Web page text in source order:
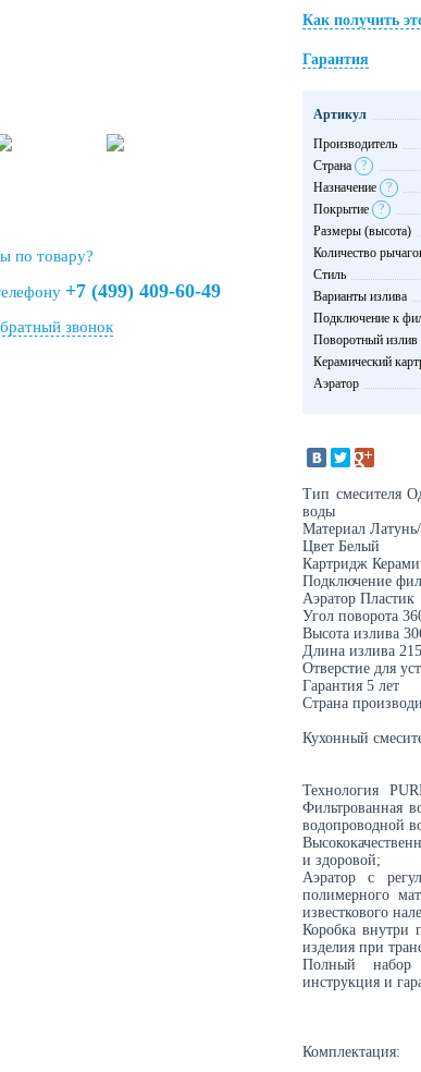
по товару?
+7 (499) 409-60-49
звонок
Как получить
Гарантия
Артикул
Производитель
Страна
?
Назначение
?
Покрытие
?
Размеры (высота)
Количество
Стиль
Варианты излива
Подключение к
Поворотный излив
Керамический
Аэратор
Тип смесителя
воды
Материал
Цвет Белый
Картридж
Подключение
Аэратор Пластик
Угол поворота
Высота излива
Длина излива
Отверстие для
Гарантия 5 лет
Страна
Кухонный
Технология
Фильтрованная
водопроводной
и здоровой;
Аэратор с
полимерного
известкового
Коробка внутри
изделия при
Полный набор
инструкция и
Комплектация: